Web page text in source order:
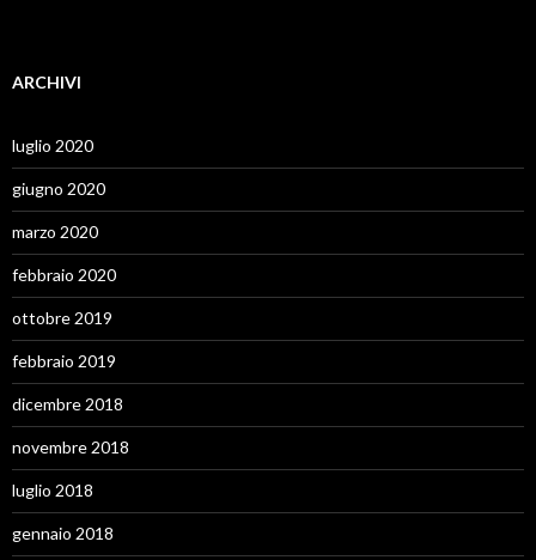
ARCHIVI
luglio 2020
giugno 2020
marzo 2020
febbraio 2020
ottobre 2019
febbraio 2019
dicembre 2018
novembre 2018
luglio 2018
gennaio 2018